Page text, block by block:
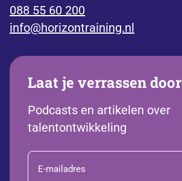
088 55 60 200
info@horizontraining.nl
Laat je verrassen door
Podcasts en artikelen over
talentontwikkeling
E-
mailadres